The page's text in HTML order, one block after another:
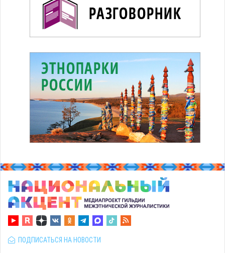
ПОДПИСАТЬСЯ НА НОВОСТИ